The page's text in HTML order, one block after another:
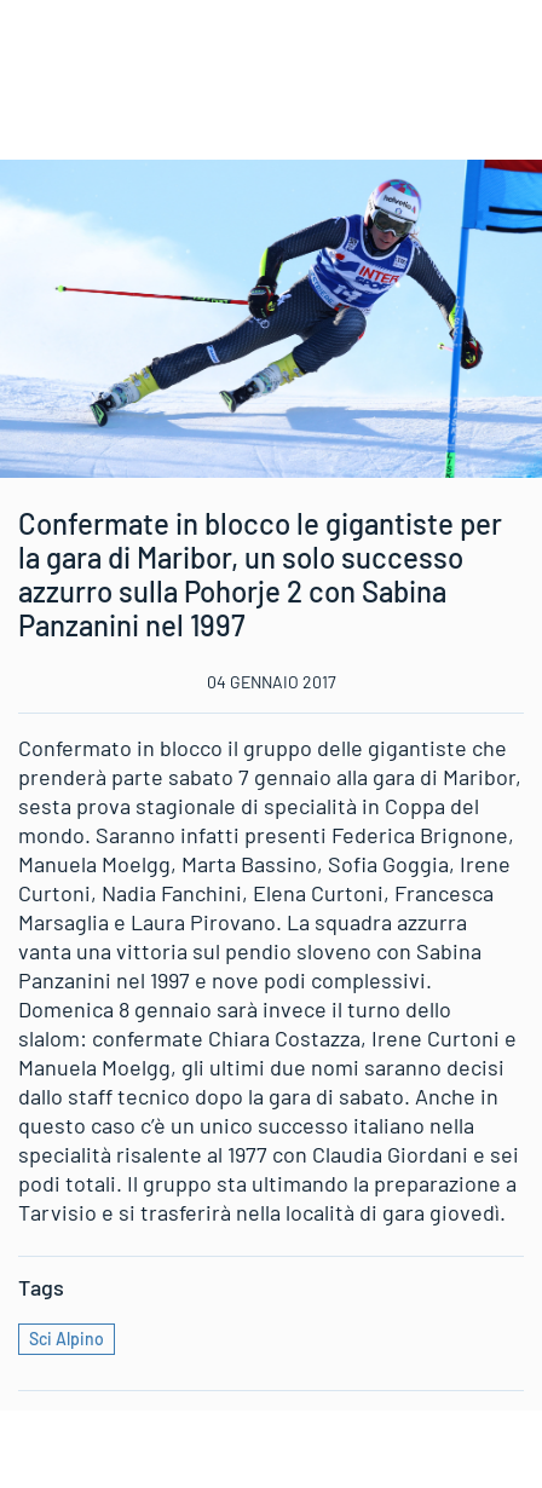
Confermate in blocco le gigantiste per
la gara di Maribor, un solo successo
azzurro sulla Pohorje 2 con Sabina
Panzanini nel 1997
04 GENNAIO 2017
Confermato in blocco il gruppo delle gigantiste che
prenderà parte sabato 7 gennaio alla gara di Maribor,
sesta prova stagionale di specialità in Coppa del
mondo. Saranno infatti presenti Federica Brignone,
Manuela Moelgg, Marta Bassino, Sofia Goggia, Irene
Curtoni, Nadia Fanchini, Elena Curtoni, Francesca
Marsaglia e Laura Pirovano. La squadra azzurra
vanta una vittoria sul pendio sloveno con Sabina
Panzanini nel 1997 e nove podi complessivi.
Domenica 8 gennaio sarà invece il turno dello
slalom: confermate Chiara Costazza, Irene Curtoni e
Manuela Moelgg, gli ultimi due nomi saranno decisi
dallo staff tecnico dopo la gara di sabato. Anche in
questo caso c’è un unico successo italiano nella
specialità risalente al 1977 con Claudia Giordani e sei
podi totali. Il gruppo sta ultimando la preparazione a
Tarvisio e si trasferirà nella località di gara giovedì.
Tags
Sci Alpino